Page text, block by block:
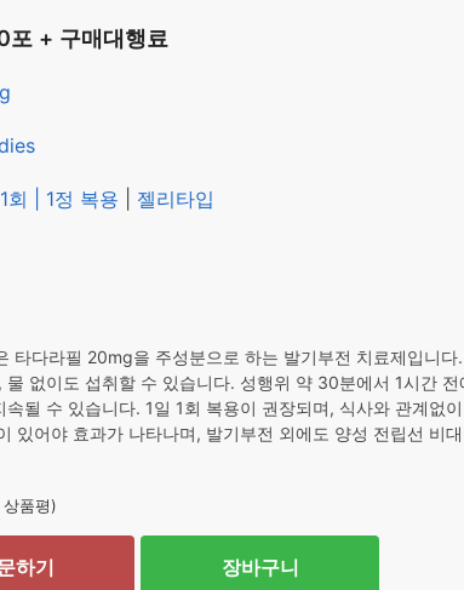
재
포 + 구매대행료
회 | 1정 복용 젤리타입
타다라필 20mg을 주성분으로 하는 발기부전 치료제입니다
물 없이도 섭취할 수 있습니다. 성행위 약 30분에서 1시간 전
될 수 있습니다. 1일 1회 복용이 권장되며, 식사와 관계없
있어야 효과가 나타나며, 발기부전 외에도 양성 전립선 비
품평)
하기 장바구니